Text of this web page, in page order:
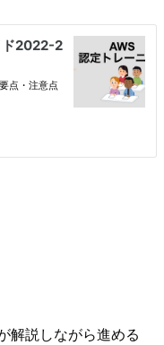
解説しながら進める